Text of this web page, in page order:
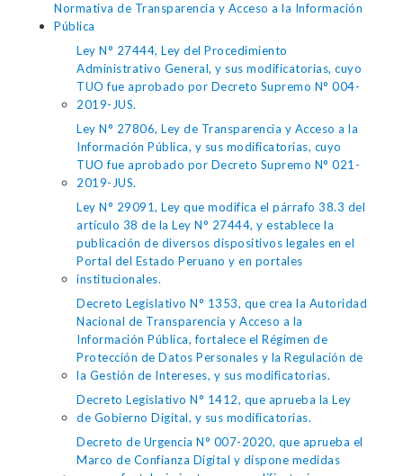
Normativa de Transparencia y Acceso a la Información
Pública
Ley N° 27444, Ley del Procedimiento
Administrativo General, y sus modificatorias, cuyo
TUO fue aprobado por Decreto Supremo N° 004-
2019-JUS.
Ley N° 27806, Ley de Transparencia y Acceso a la
Información Pública, y sus modificatorias, cuyo
TUO fue aprobado por Decreto Supremo N° 021-
2019-JUS.
Ley N° 29091, Ley que modifica el párrafo 38.3 del
artículo 38 de la Ley N° 27444, y establece la
publicación de diversos dispositivos legales en el
Portal del Estado Peruano y en portales
institucionales.
Decreto Legislativo N° 1353, que crea la Autoridad
Nacional de Transparencia y Acceso a la
Información Pública, fortalece el Régimen de
Protección de Datos Personales y la Regulación de
la Gestión de Intereses, y sus modificatorias.
Decreto Legislativo N° 1412, que aprueba la Ley
de Gobierno Digital, y sus modificatorias.
Decreto de Urgencia N° 007-2020, que aprueba el
Marco de Confianza Digital y dispone medidas